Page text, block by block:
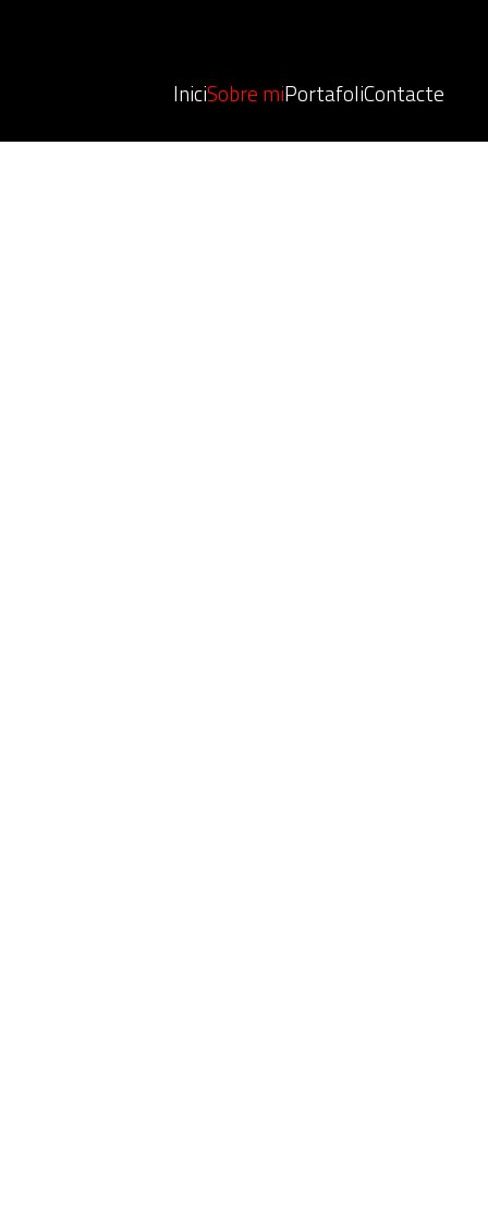
IniciSobre miPortafoliContacte